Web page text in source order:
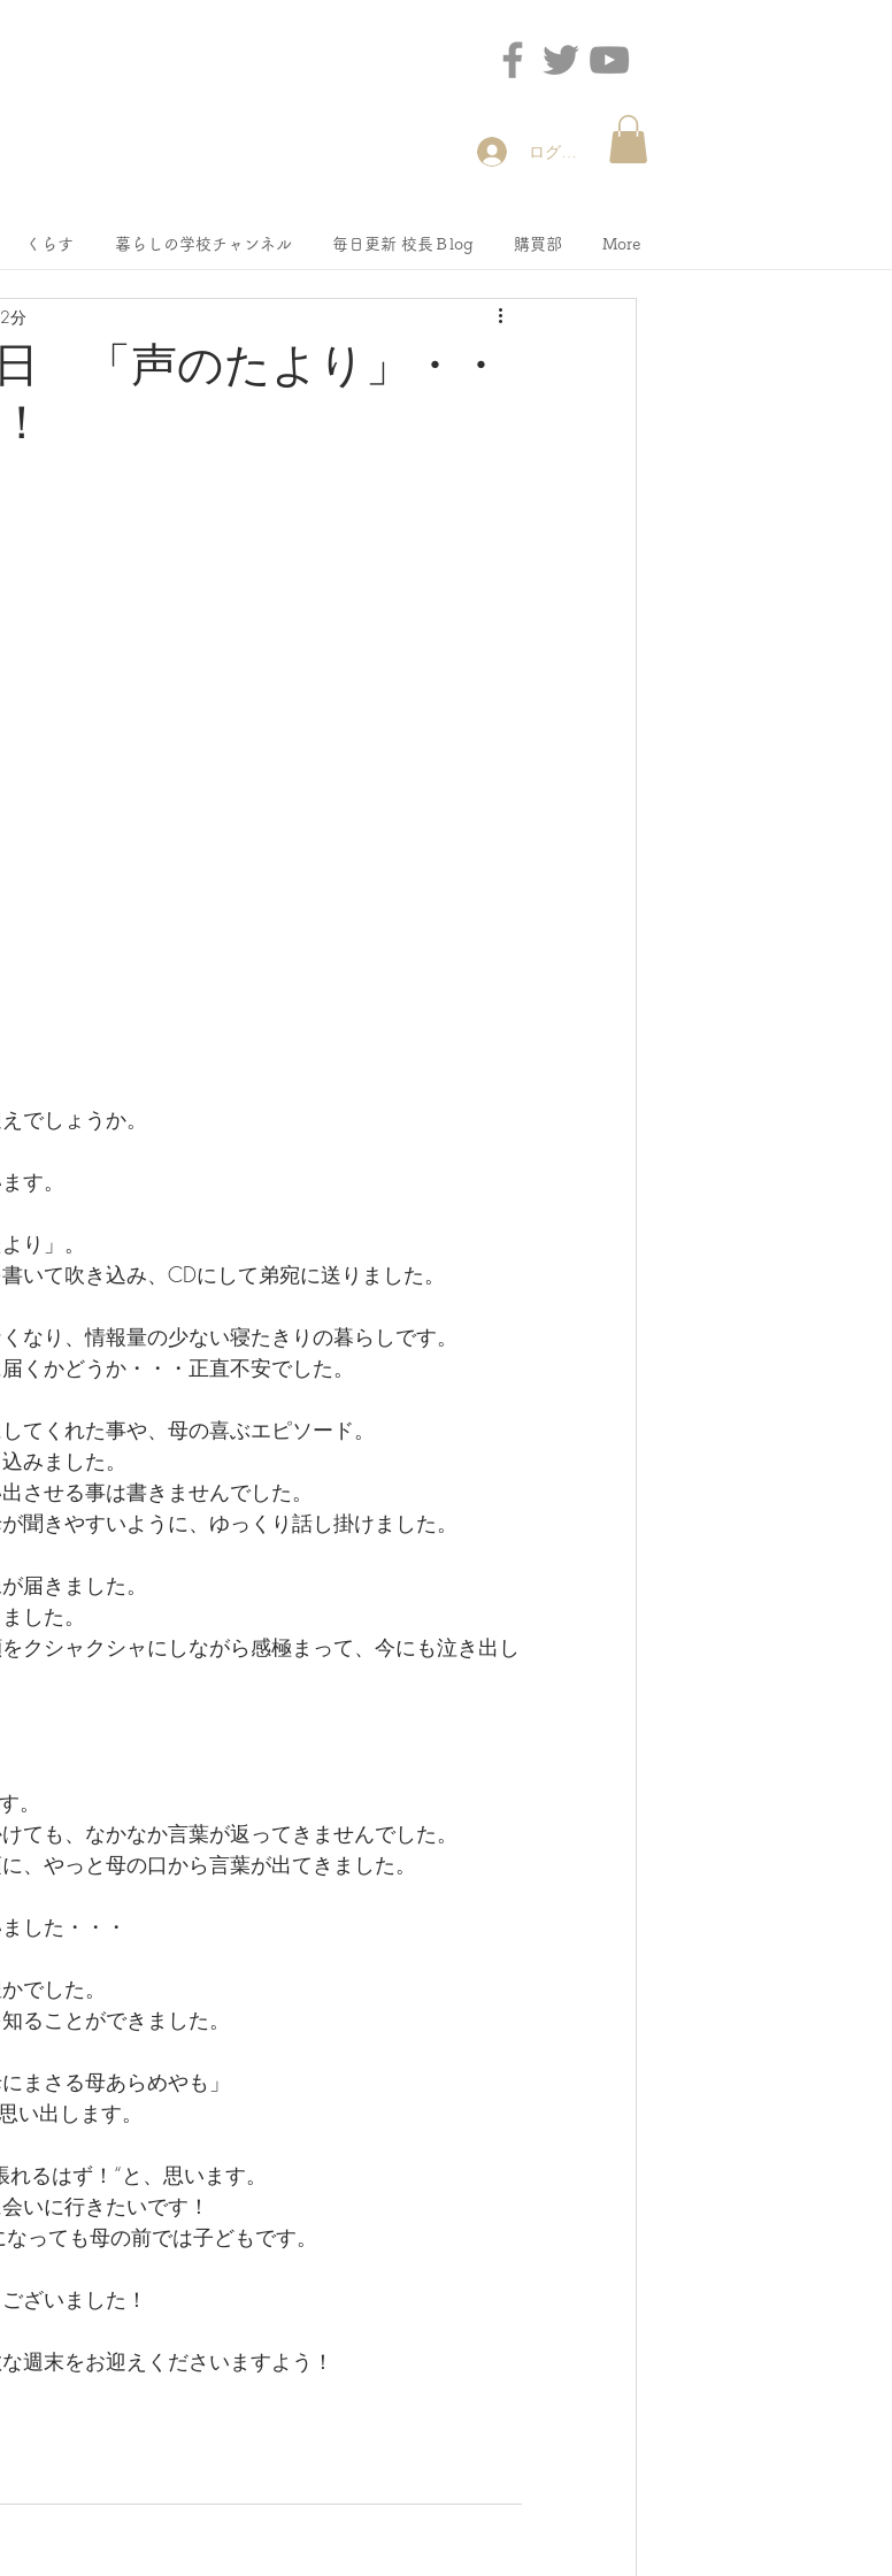
ログイン
くらす 暮らしの学校チャンネル 毎日更新 校長Ｂlog 購買部 More
「声のたより」・・
分
でしょうか。
す。
り」。
いて吹き込み、CDにして弟宛に送りました。
なり、情報量の少ない寝たきりの暮らしです。
くかどうか・・・正直不安でした。
てくれた事や、母の喜ぶエピソード。
みました。
させる事は書きませんでした。
聞きやすいように、ゆっくり話し掛けました。
届きました。
した。
クシャクシャにしながら感極まって、今にも泣き出し
。
ても、なかなか言葉が返ってきませんでした。
、やっと母の口から言葉が出てきました。
した・・・
でした。
ることができました。
まさる母あらめやも」
い出します。
るはず！“と、思います。
いに行きたいです！
っても母の前では子どもです。
ざいました！
週末をお迎えくださいますよう！